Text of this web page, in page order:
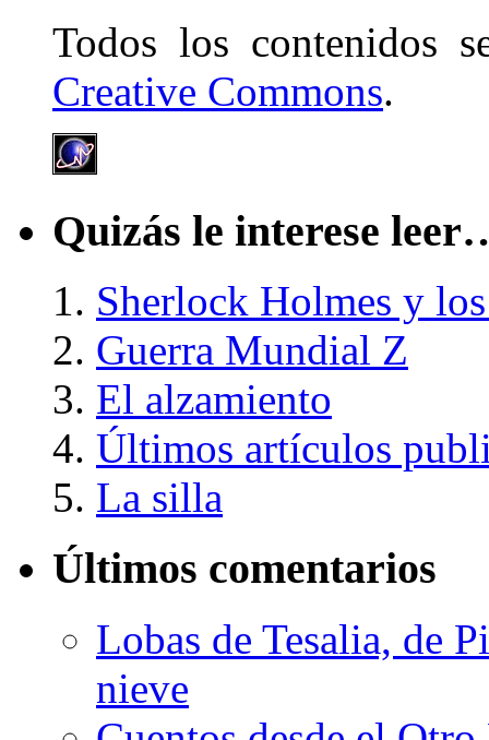
Todos los contenidos
Creative Commons.
Quizás le interese
Sherlock Holmes y
Guerra Mundial Z
El alzamiento
Últimos artículos
La silla
Últimos comentarios
Lobas de Tesalia, de
nieve